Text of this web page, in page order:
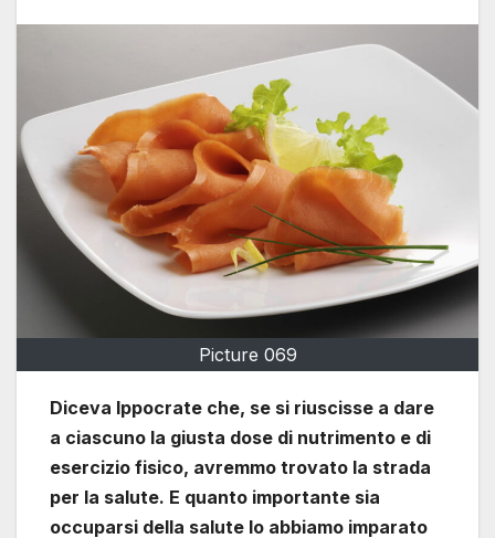
Picture 069
Diceva Ippocrate che, se si riuscisse a dare
a ciascuno la giusta dose di nutrimento e di
esercizio fisico, avremmo trovato la strada
per la salute. E quanto importante sia
occuparsi della salute lo abbiamo imparato